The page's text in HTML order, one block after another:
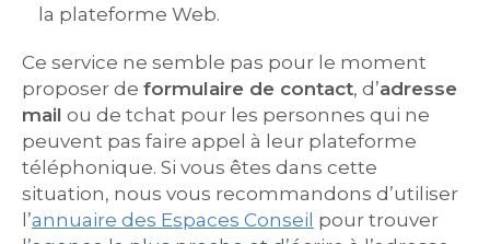
la plateforme Web.
Ce service ne semble pas pour le moment
proposer de formulaire de contact, d’adresse
mail ou de tchat pour les personnes qui ne
peuvent pas faire appel à leur plateforme
téléphonique. Si vous êtes dans cette
situation, nous vous recommandons d’utiliser
l’annuaire des Espaces Conseil pour trouver